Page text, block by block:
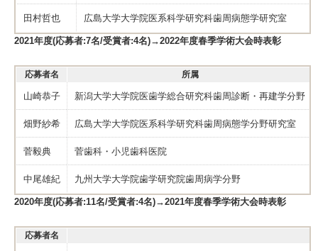
田村哲也 広島大学大学院医系科学研究科歯周病態学研究室
2021年度(応募者:7名/受賞者:4名)→2022年度春季学術大会時表彰
応募者名 所属
山崎恭子 新潟大学大学院医歯学総合研究科歯周診断・再建学分野
畑野紗希 広島大学大学院医系科学研究科歯周病態学分野研究室
菅毅典 菅歯科・小児歯科医院
中尾雄紀 九州大学大学院歯学研究院歯周病学分野
2020年度(応募者:11名/受賞者:4名)→2021年度春季学術大会時表彰
応募者名